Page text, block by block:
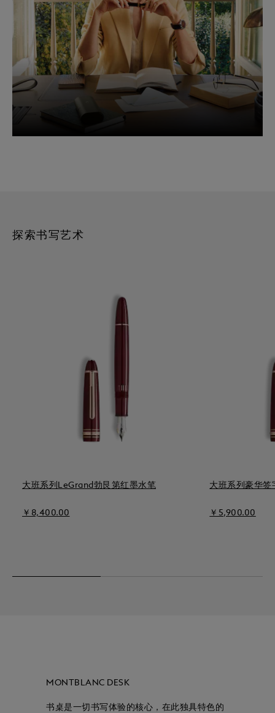
探索书写艺术
大班系列LeGrand勃艮第红墨水笔
￥8,400.00
大班系列豪华签
￥5,900.00
MONTBLANC DESK
书桌是一切书写体验的核心，在此独具特色的